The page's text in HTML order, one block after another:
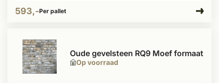
593,-Per pallet
Op voorraad
Oude gevelsteen RQ9 Moef formaat